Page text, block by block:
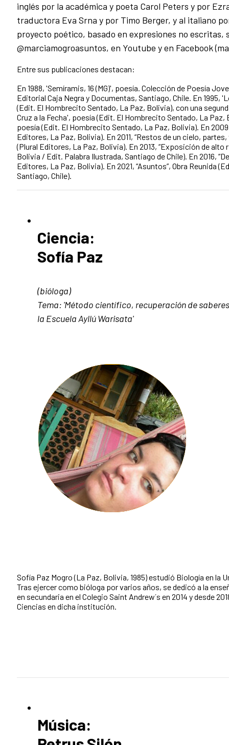
inglés por la académica y poeta Carol Peters y por
traductora Eva Srna y por Timo Berger, y al italiano
proyecto poético, basado en expresiones no escritas,
@marciamogroasuntos, en Youtube y en Facebook
Entre sus publicaciones destacan:
En 1988, ​'Semíramis, 16 (MG)', poesía. Colección de Poesía
Editorial Caja Negra y Documentas, Santiago, Chile. En 1995,
(Edit. El Hombrecito Sentado, La Paz, Bolivia), con una
Cruz a la Fecha', poesía (Edit. El Hombrecito Sentado, La Paz,
poesía (Edit. El Hombrecito Sentado, La Paz, Bolivia). En
Editores, La Paz, Bolivia). En 2011, ​“Restos de un cielo,
(Plural Editores, La Paz, Bolivia). En 2013, ​“Exposición de alto
Bolivia / Edit. Palabra Ilustrada, Santiago de Chile). En 2016,
Editores, La Paz, Bolivia). En 2021, ​“Asuntos”, Obra Reunida
Santiago, Chile).
Ciencia:
Sofía Paz
(bióloga)
Tema: 'Método científico, recuperación de
la Escuela Ayllú Warisata'
Sofía Paz Mogro (La Paz, Bolivia, 1985) estudió Biología en la
Tras ejercer como bióloga por varios años, se dedicó a la
en secundaria en el Colegio Saint Andrew´s en 2014 y desde
Ciencias en dicha institución.
Música: